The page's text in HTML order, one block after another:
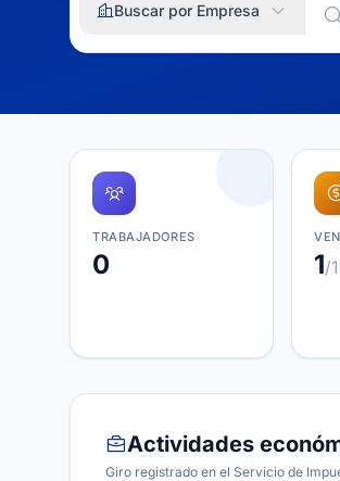
Buscar por Empresa
TRABAJADORES
0 1/
Actividades
Giro registrado en el Servicio de